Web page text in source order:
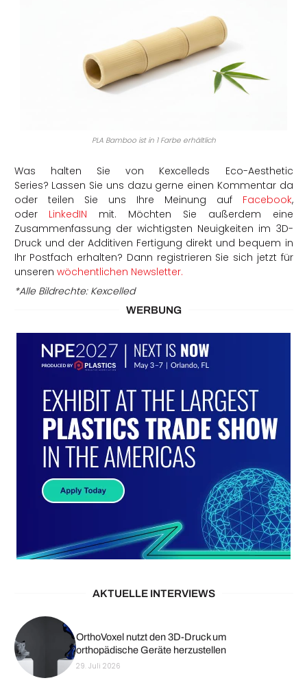
PLA Bamboo ist in 1 Farbe erhältlich
Was halten Sie von Kexcelleds Eco-Aesthetic
Series? Lassen Sie uns dazu gerne einen Kommentar da
oder teilen Sie uns Ihre Meinung auf Facebook,
oder LinkedIN mit. Möchten Sie außerdem eine
Zusammenfassung der wichtigsten Neuigkeiten im 3D-
Druck und der Additiven Fertigung direkt und bequem in
Ihr Postfach erhalten? Dann registrieren Sie sich jetzt für
unseren wöchentlichen Newsletter.
*Alle Bildrechte: Kexcelled
WERBUNG
AKTUELLE INTERVIEWS
OrthoVoxel nutzt den 3D-Druck um
orthopädische Geräte herzustellen
29. Juli 2026